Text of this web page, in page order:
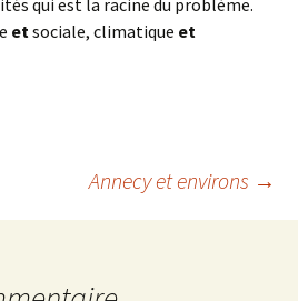
qui est la racine du problème.
etsociale, climatique et
Annecy et environs →